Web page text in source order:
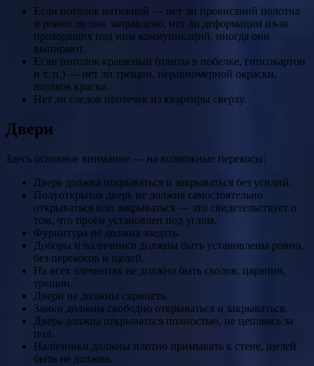
Если потолок натяжной — нет ли провисаний полотна
и ровно ли оно заправлено, нет ли деформации из-за
проходящих под ним коммуникаций, иногда они
выпирают.
Если потолок крашеный (плиты в побелке, гипсокартон
и т. п.) — нет ли трещин, неравномерной окраски,
потёков краски.
Нет ли следов протечек из квартиры сверху.
Двери
Здесь основное внимание — на возможные перекосы:
Дверь должна открываться и закрываться без усилий.
Полуоткрытая дверь не должна самостоятельно
открываться или закрываться — это свидетельствует о
том, что проём установлен под углом.
Фурнитура не должна заедать.
Доборы и наличники должны быть установлены ровно,
без перекосов и щелей.
На всех элементах не должно быть сколов, царапин,
трещин.
Двери не должны скрипеть.
Замки должны свободно открываться и закрываться.
Дверь должна открываться полностью, не цепляясь за
пол.
Наличники должны плотно примыкать к стене, щелей
быть не должно.